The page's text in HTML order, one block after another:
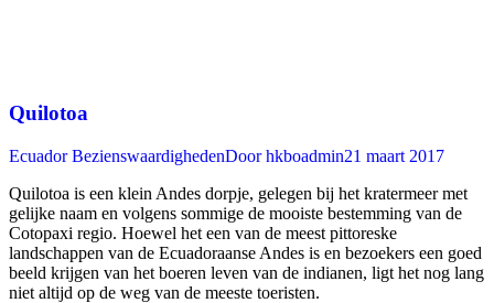
Quilotoa
Ecuador BezienswaardighedenDoorhkboadmin21 maart 2017
Quilotoa is een klein Andes dorpje, gelegen bij het kratermeer met
gelijke naam en volgens sommige de mooiste bestemming van de
Cotopaxi regio. Hoewel het een van de meest pittoreske
landschappen van de Ecuadoraanse Andes is en bezoekers een goed
beeld krijgen van het boeren leven van de indianen, ligt het nog lang
niet altijd op de weg van de meeste toeristen.